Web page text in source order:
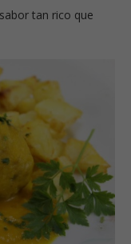
tan rico que